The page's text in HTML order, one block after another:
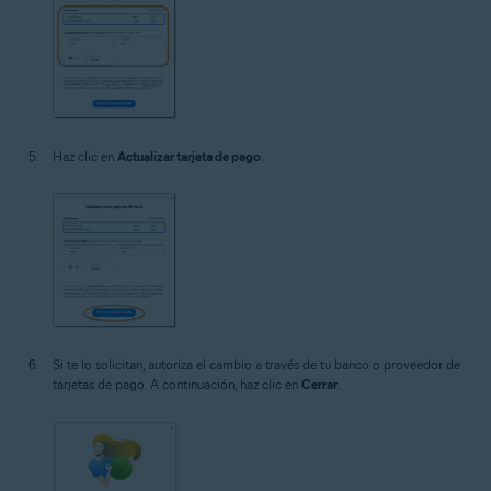
Haz clic en Actualizar tarjeta de pago
Si te lo solicitan, autoriza el cambio a través de tu banco o proveedor de
tarjetas de pago. A continuación, haz clic en Cerrar.